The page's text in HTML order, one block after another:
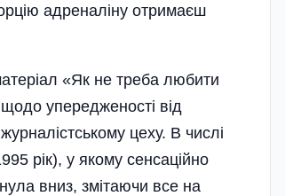
адреналіну отримаєш
«Як не треба любити
упередженості від
цеху. В числі
рік), у якому сенсаційно
вниз, змітаючи все на